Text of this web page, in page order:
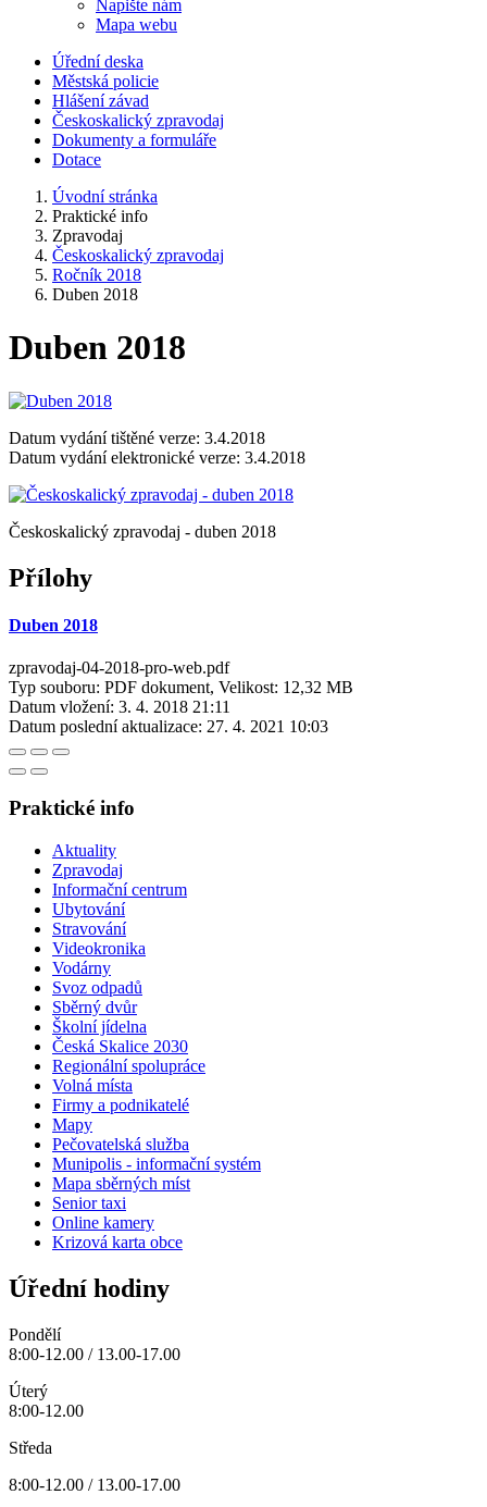
Napište nám
Mapa webu
Úřední deska
Městská policie
Hlášení závad
Českoskalický zpravodaj
Dokumenty a formuláře
Dotace
Úvodní stránka
Praktické info
Zpravodaj
Českoskalický zpravodaj
Ročník 2018
Duben 2018
Duben 2018
Datum vydání tištěné verze: 3.4.2018
Datum vydání elektronické verze: 3.4.2018
Českoskalický zpravodaj - duben 2018
Přílohy
Duben 2018
zpravodaj-04-2018-pro-web.pdf
Typ souboru: PDF dokument, Velikost: 12,32 MB
Datum vložení: 3. 4. 2018 21:11
Datum poslední aktualizace: 27. 4. 2021 10:03
Praktické info
Aktuality
Zpravodaj
Informační centrum
Ubytování
Stravování
Videokronika
Vodárny
Svoz odpadů
Sběrný dvůr
Školní jídelna
Česká Skalice 2030
Regionální spolupráce
Volná místa
Firmy a podnikatelé
Mapy
Pečovatelská služba
Munipolis - informační systém
Mapa sběrných míst
Senior taxi
Online kamery
Krizová karta obce
Úřední hodiny
Pondělí
8:00-12.00 / 13.00-17.00
Úterý
8:00-12.00
Středa
8:00-12.00 / 13.00-17.00